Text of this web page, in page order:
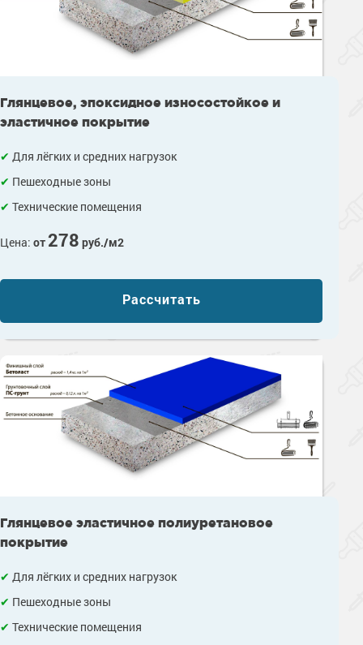
Глянцевое, эпоксидное износостойкое и
эластичное покрытие
Для лёгких и средних нагрузок
Пешеходные зоны
Технические помещения
Цена: от278 руб./м2
Рассчитать
Глянцевое эластичное полиуретановое
покрытие
Для лёгких и средних нагрузок
Пешеходные зоны
Технические помещения